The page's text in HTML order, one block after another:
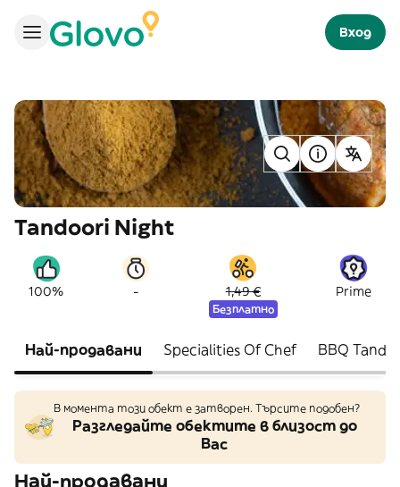
Вход
Tandoori Night
100% - 1,49 €
Безплатно
Prime
Най-продавани Specialities Of Chef BBQ
В момента този обект е затворен. Търсите подобен?
Разгледайте обектите в близост до
Вас
Най-продавани